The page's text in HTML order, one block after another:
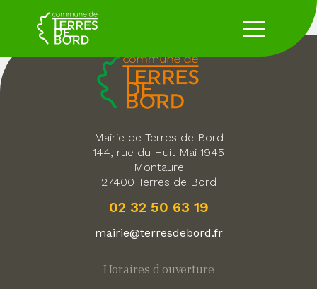
Mairie de Terres de Bord
144, rue du Huit Mai 1945
Montaure
27400 Terres de Bord
02 32 50 63 19
mairie@terresdebord.fr
Horaires d'ouverture